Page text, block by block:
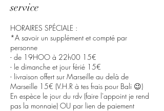
service
HORAIRES SPÉCIALE :
*A savoir un supplément et compté par
personne
- de 19HOO à 22h00 15€
- le dimanche et jour férié 15€
- livraison offert sur Marseille au delà de
Marseille 15€ (V.H.R à tes frais pour Bali 😉)
En espèce le jour du rdv (faire l'appoint je rend
pas la monnaie) OU par lien de paiement